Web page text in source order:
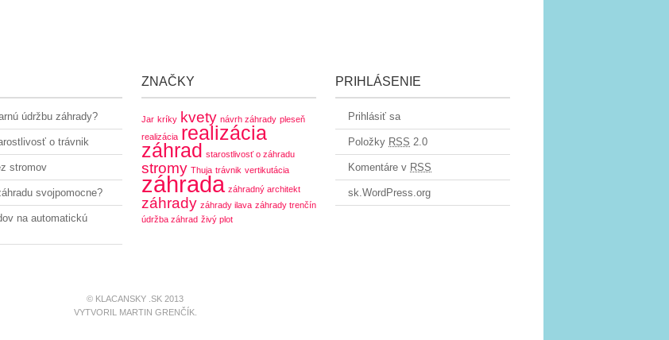
údržbu záhrady?
o trávnik
stromov
svojpomocne?
na automatickú
ZNAČKY
Jar kríky kvety návrh záhrady pleseň
realizácia realizácia
záhrad
starostlivosť o záhradu
stromy Thuja trávnik vertikutácia
záhrada záhradný architekt
záhrady záhrady ilava záhrady trenčín
údržba záhrad živý plot
PRIHLÁSENIE
Prihlásiť sa
Položky RSS 2.0
Komentáre v RSS
sk.WordPress.org
© KLACANSKY .SK 2013
VYTVORIL MARTIN GRENČÍK.